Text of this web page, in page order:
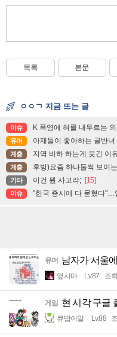
목록 본문
ㅇㅇㄱ 지금 뜨는 글
이슈 K 폭염에 혀를 내두르는
유머 아재들이 좋아하는 골반녀
계층 지역 비하 하는게 웃긴 이
계층 후방)요즘 하나둘씩 보이
기타 이건 뭔 사고랴; [15]
이슈 "한국 증시에 다 묻혔다"…
유머 남자가 서울
옆사마 Lv.87 조
게임 현 시각 구글
큐땁이알 Lv.88